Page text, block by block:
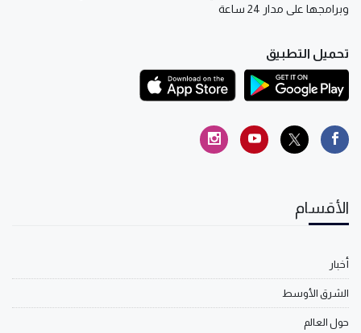
وبرامجها على مدار 24 ساعة
تحميل التطبيق
الأقسام
أخبار
الشرق الأوسط
حول العالم